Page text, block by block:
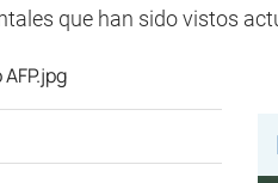
que han sido vistos